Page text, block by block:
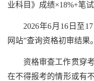
业科目》成绩×18%+笔试
2026年6月16日至
网站”查询资格初审结果。
资格审查工作贯穿
在不得报考的情形或有